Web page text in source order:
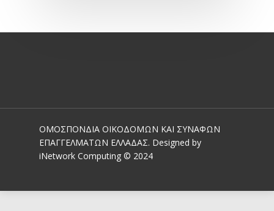
ΟΜΟΣΠΟΝΔΙΑ ΟΙΚΟΔΟΜΩΝ ΚΑΙ ΣΥΝΑΦΩΝ
ΕΠΑΓΓΕΛΜΑΤΩΝ ΕΛΛΑΔΑΣ. Designed by
iNetwork Computing © 2024